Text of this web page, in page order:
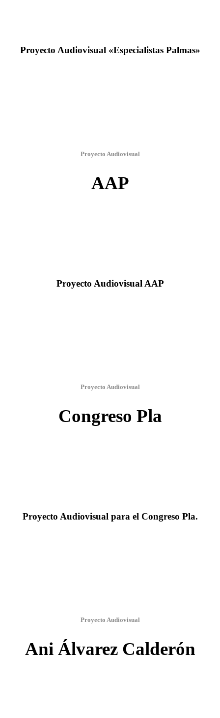
Proyecto Audiovisual «Especialistas Palmas»
Proyecto Audiovisual
AAP
Proyecto Audiovisual AAP
Proyecto Audiovisual
Congreso Pla
Proyecto Audiovisual para el Congreso Pla.
Proyecto Audiovisual
Ani Álvarez Calderón